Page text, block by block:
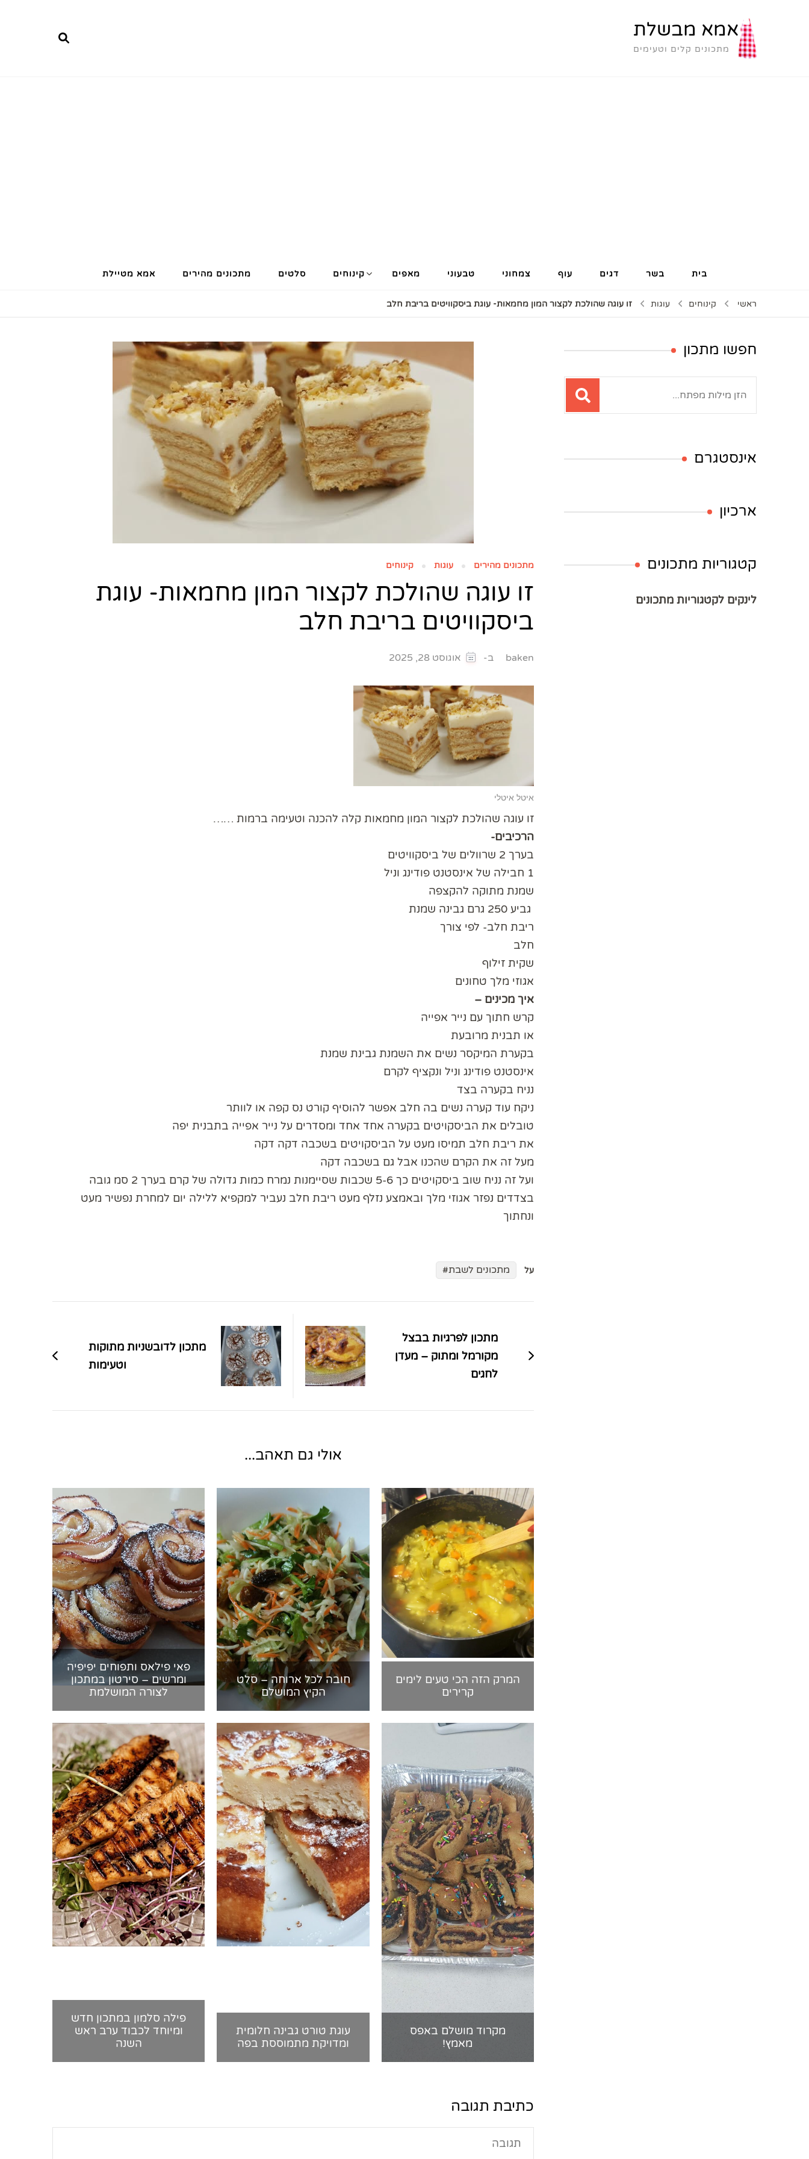
אמא מבשלת
מתכונים קלים וטעימים
בית בשר דגים עוף צמחוני טבעוני מאפים קינוחים סלטים מתכונים מהירים אמא מטיילת
ראשי קינוחים עוגות זו עוגה שהולכת לקצור המון מחמאות- עוגת ביסקוויטים בריבת חלב
מתכונים מהירים עוגות קינוחים
זו עוגה שהולכת לקצור המון מחמאות- עוגת
ביסקוויטים בריבת חלב
baken ב- אוגוסט 28, 2025
איטל איטלי
זו עוגה שהולכת לקצור המון מחמאות קלה להכנה וטעימה ברמות ……
הרכיבים-
בערך 2 שרוולים של ביסקוויטים
1 חבילה של אינסטנט פודינג וניל
שמנת מתוקה להקצפה
גביע 250 גרם גבינה שמנת
ריבת חלב- לפי צורך
חלב
שקית זילוף
אגוזי מלך טחונים
איך מכינים –
קרש חתוך עם נייר אפייה
או תבנית מרובעת
בקערת המיקסר נשים את השמנת גבינת שמנת
אינסטנט פודינג וניל ונקציף לקרם
נניח בקערה בצד
ניקח עוד קערה נשים בה חלב אפשר להוסיף קורט נס קפה או לוותר
טובלים את הביסקויטים בקערה אחד אחד ומסדרים על נייר אפייה בתבנית יפה
את ריבת חלב תמיסו מעט על הביסקויטים בשכבה דקה דקה
מעל זה את הקרם שהכנו אבל גם בשכבה דקה
ועל זה נניח שוב ביסקויטים כך 5-6 שכבות שסיימנות נמרח כמות גדולה של קרם בערך 2 סמ גובה
בצדדים נפזר אגוזי מלך ובאמצע נזלף מעט ריבת חלב נעביר למקפיא ללילה יום למחרת נפשיר מעט
ונחתוך
על מתכונים לשבת
בפוסטים
מתכון לדובשניות מתוקות
וטעימות
מתכון לפרגיות בבצל
מקורמל ומתוק – מעדן
לחגים
אולי גם תאהב...
המרק הזה הכי טעים לימים
קרירים
חובה לכל ארוחה – סלט
הקיץ המושלם
פאי פילאס ותפוחים יפיפיה
ומרשים – סירטון במתכון
לצורה המושלמת
מקרוד מושלם באפס
מאמץ!
עוגת טורט גבינה חלומית
ומדויקת מתמוססת בפה
פילה סלמון במתכון חדש
ומיוחד לכבוד ערב ראש
השנה
כתיבת תגובה
חפשו מתכון
אינסטגרם
ארכיון
קטגוריות מתכונים
לינקים לקטגוריות מתכונים